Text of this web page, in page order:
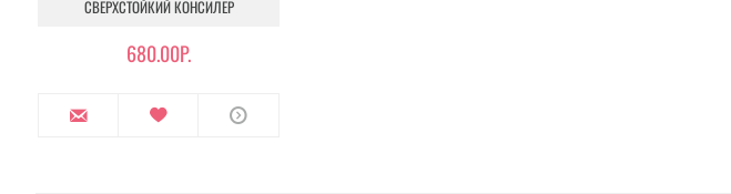
СВЕРХСТОЙКИЙ КОНСИЛЕР
680.00Р.